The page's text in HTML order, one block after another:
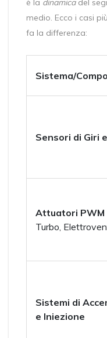
è la dinamicadel
medio. Ecco i casi
fa la differenza:
Sistema/
Sensori di Giri
Attuatori PWM
Turbo,
Sistemi di
e Iniezione